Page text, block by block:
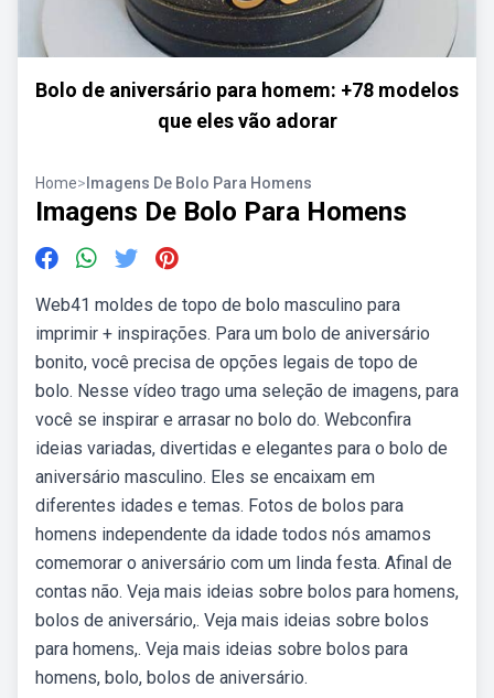
Bolo de aniversário para homem: +78 modelos
que eles vão adorar
Home> Imagens De Bolo Para Homens
Imagens De Bolo Para Homens
Web41 moldes de topo de bolo masculino para
imprimir + inspirações. Para um bolo de aniversário
bonito, você precisa de opções legais de topo de
bolo. Nesse vídeo trago uma seleção de imagens, para
você se inspirar e arrasar no bolo do. Webconfira
ideias variadas, divertidas e elegantes para o bolo de
aniversário masculino. Eles se encaixam em
diferentes idades e temas. Fotos de bolos para
homens independente da idade todos nós amamos
comemorar o aniversário com um linda festa. Afinal de
contas não. Veja mais ideias sobre bolos para homens,
bolos de aniversário,. Veja mais ideias sobre bolos
para homens,. Veja mais ideias sobre bolos para
homens, bolo, bolos de aniversário.